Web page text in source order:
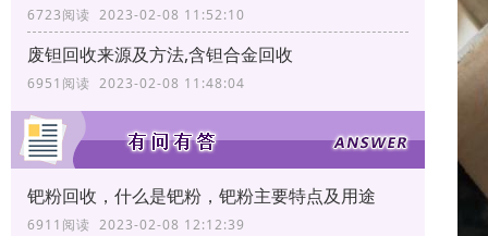
6723阅读 2023-02-08 11:52:10
废钽回收来源及方法,含钽合金回收
6951阅读 2023-02-08 11:48:04
钯粉回收，什么是钯粉，钯粉主要特点及用途
6911阅读 2023-02-08 12:12:39